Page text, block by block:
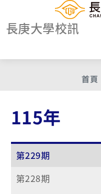
長庚大學校訊
首頁
115年
第229期
第228期